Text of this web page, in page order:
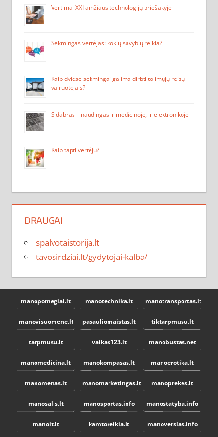
Vertimai XXI amžiaus technologijų priešakyje
Sėkmingas vertėjas: kokių savybių reikia?
Kaip dviese sėkmingai galima dirbti tolimųjų reisų
vairuotojais?
Sidabras – naudingas ir medicinoje, ir elektronikoje
Kaip tapti vertėju?
DRAUGAI
spalvotaistorija.lt
tavosirdziai.lt/gydytojai-kalba/
manopomegiai.lt manotechnika.lt manotransportas.lt
manovisuomene.lt pasauliomaistas.lt tiktarpmusu.lt
tarpmusu.lt vaikas123.lt manobustas.net
manomedicina.lt manokompasas.lt manoerotika.lt
manomenas.lt manomarketingas.lt manoprekes.lt
manosalis.lt manosportas.info manostatyba.info
manoit.lt kamtoreikia.lt manoverslas.info